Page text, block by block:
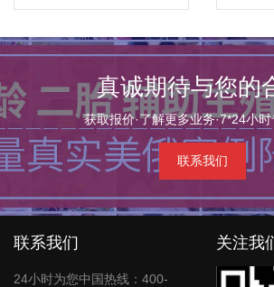
真诚期待与您的
获取报价·了解更多业务·7*24小
联系我们
联系我们
24小时为您中国热线：400-
关注我